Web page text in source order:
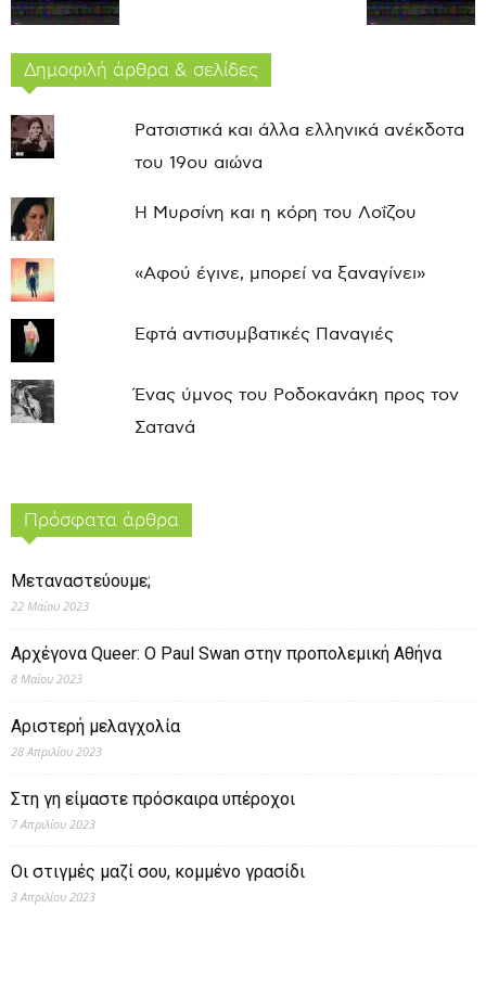
Δημοφιλή άρθρα & σελίδες
Ρατσιστικά και άλλα ελληνικά ανέκδοτα
του 19ου αιώνα
Η Μυρσίνη και η κόρη του Λοΐζου
«Αφού έγινε, μπορεί να ξαναγίνει»
Εφτά αντισυμβατικές Παναγιές
Ένας ύμνος του Ροδοκανάκη προς τον
Σατανά
Πρόσφατα άρθρα
Μεταναστεύουμε;
22 Μαΐου 2023
Αρχέγονα Queer: O Paul Swan στην προπολεμική Αθήνα
8 Μαΐου 2023
Αριστερή μελαγχολία
28 Απριλίου 2023
Στη γη είμαστε πρόσκαιρα υπέροχοι
7 Απριλίου 2023
Οι στιγμές μαζί σου, κομμένο γρασίδι
3 Απριλίου 2023